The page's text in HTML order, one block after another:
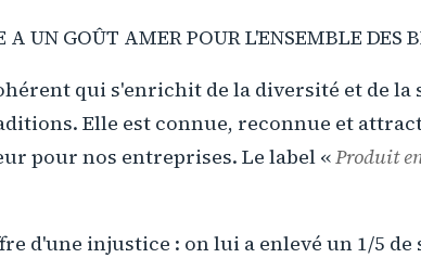
UN GOÛT AMER POUR L'ENSEMBLE DES
qui s'enrichit de la diversité et de la
Elle est connue, reconnue et
pour nos entreprises. Le label «Produit
d'une injustice : on lui a enlevé un 1/5 de